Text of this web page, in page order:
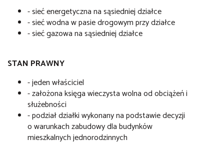
- sieć energetyczna na sąsiedniej działce
- sieć wodna w pasie drogowym przy działce
- sieć gazowa na sąsiedniej działce
STAN PRAWNY
- jeden właściciel
- założona księga wieczysta wolna od obciążeń i
służebności
- podział działki wykonany na podstawie decyzji
o warunkach zabudowy dla budynków
mieszkalnych jednorodzinnych